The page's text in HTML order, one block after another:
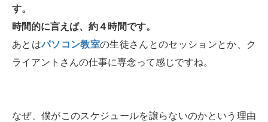
す。
時間的に言えば、約４時間です。
あとはパソコン教室の生徒さんとのセッションとか、ク
ライアントさんの仕事に専念って感じですね。
なぜ、僕がこのスケジュールを譲らないのかという理由